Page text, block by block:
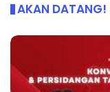
AKAN DATANG!